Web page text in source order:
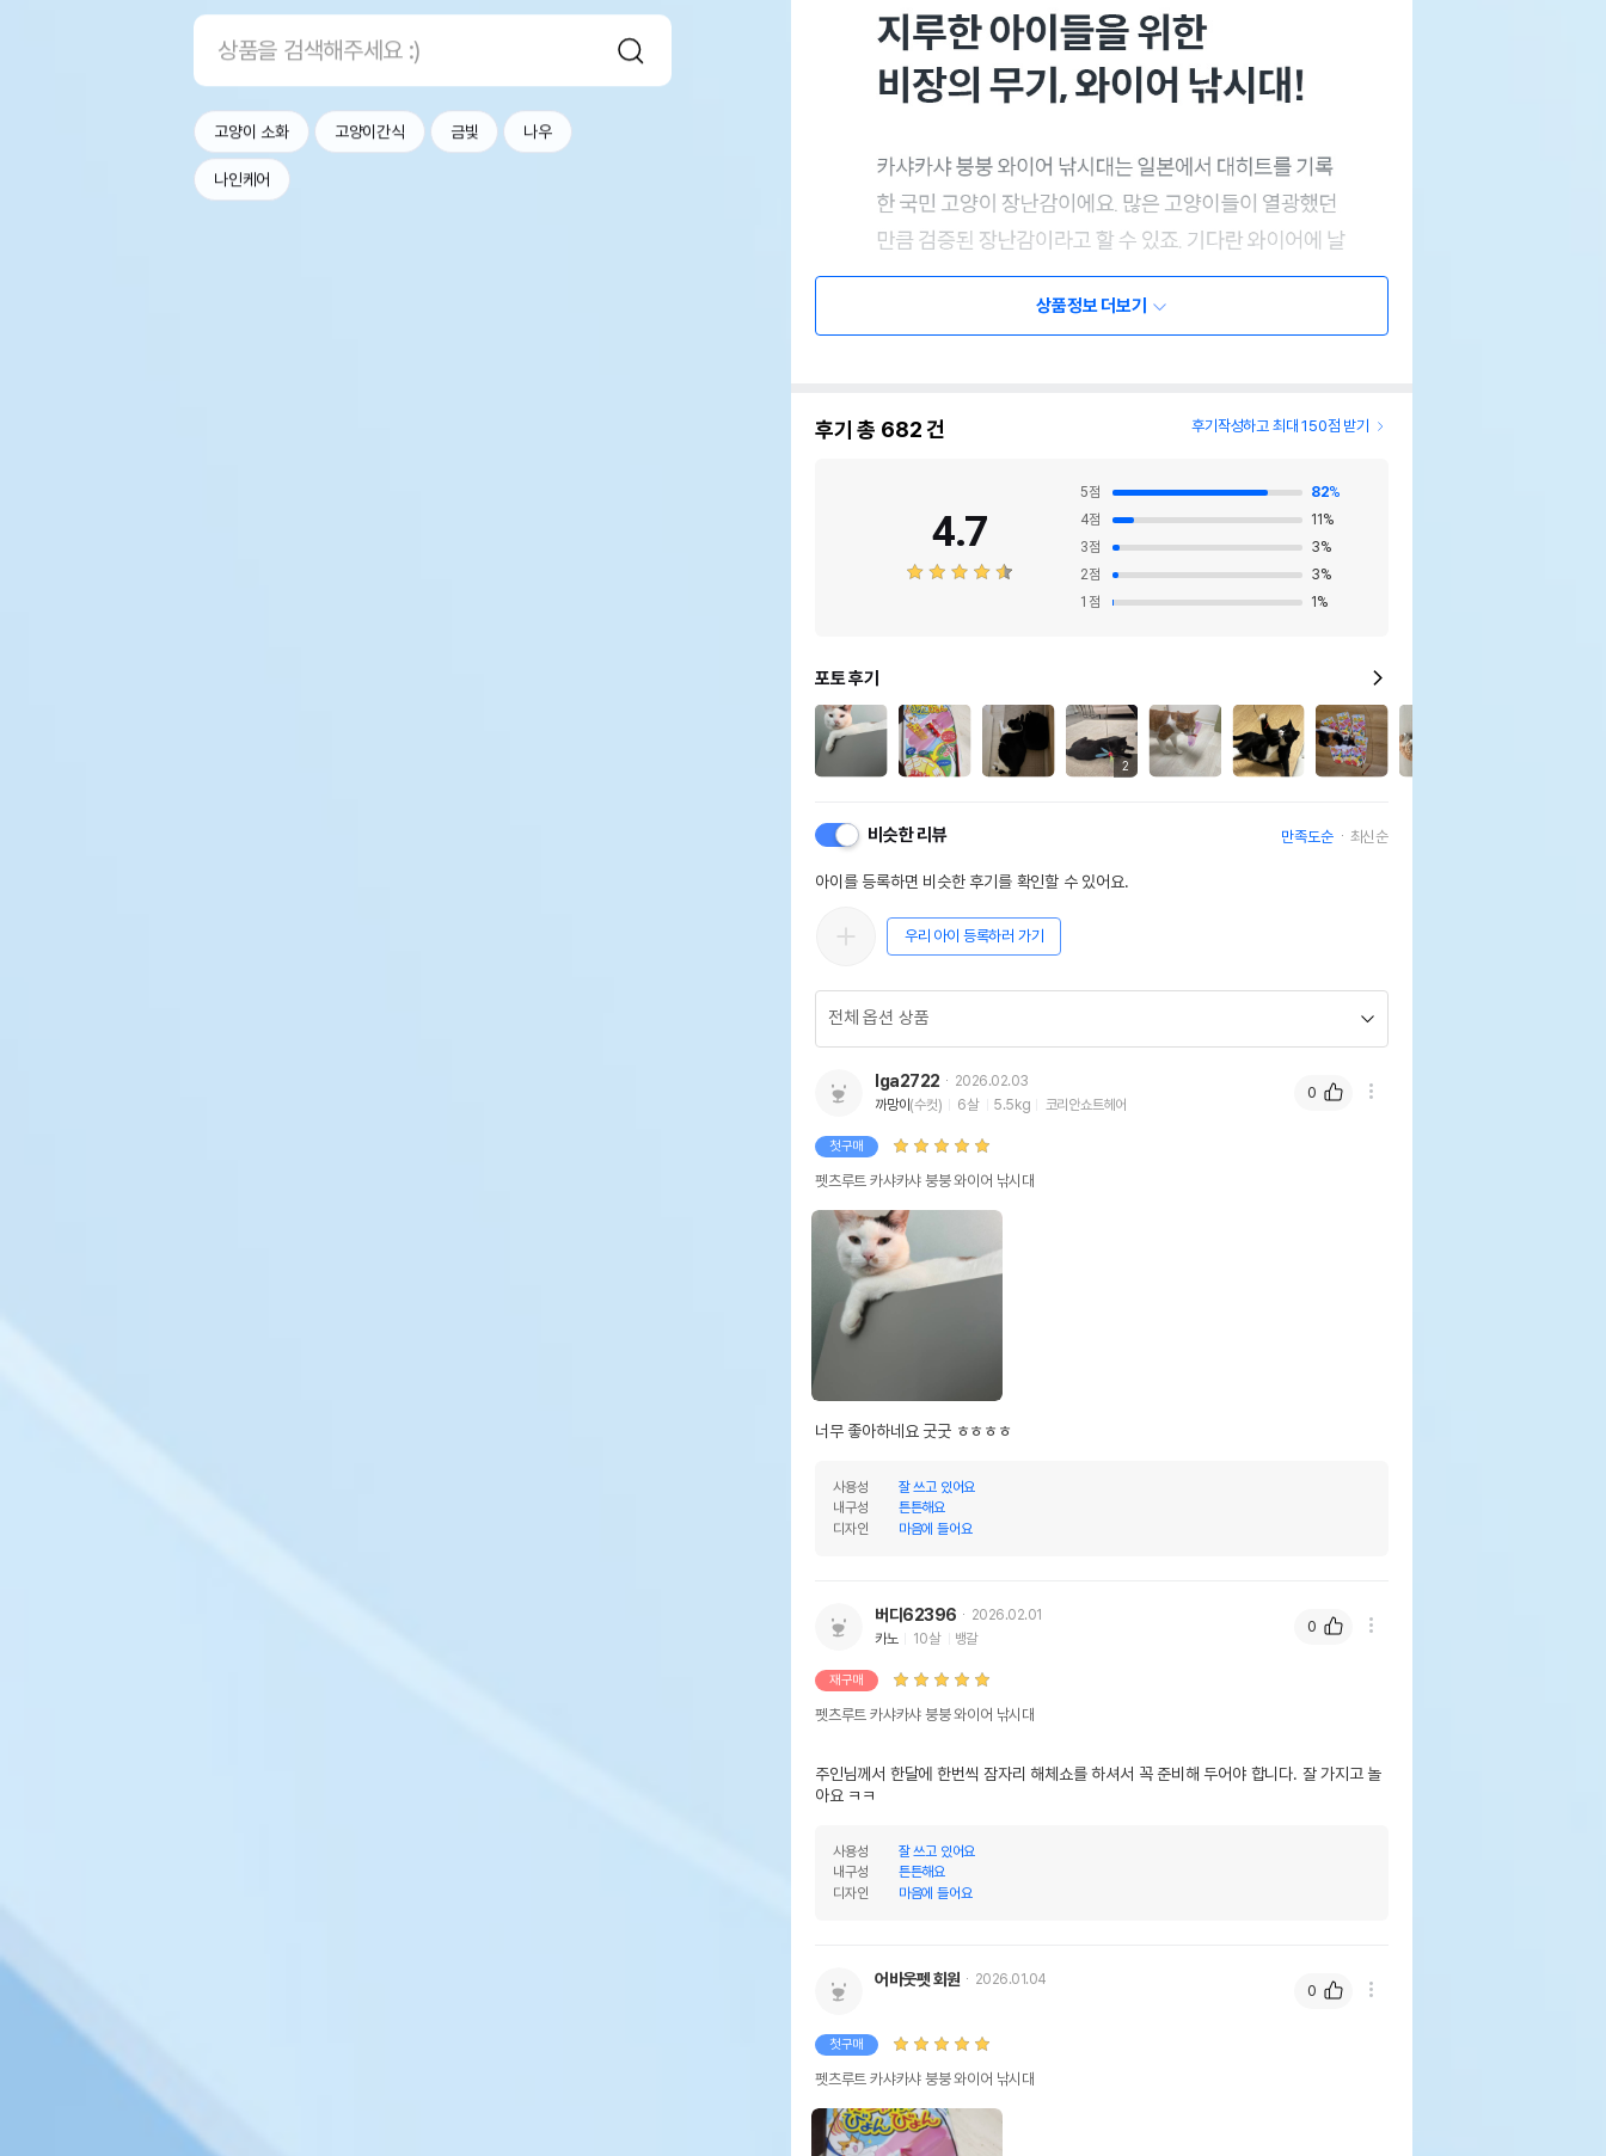
고양이 소화 고양이간식 금빛 나우
나인케어
상품정보 더보기
후기 총 682건 후기작성하고 최대 150점 받기
4.7
5점 82%
4점 11 %
3점 3%
2점 3%
1 점 1 %
포토 후기
2
비슷한 리뷰 만족도순 최신순
아이를 등록하면 비슷한 후기를 확인할 수 있어요.
우리 아이 등록하러 가기
lga2722
2026.02.03
까망이(수컷) 6살 5.5kg 코리안쇼트헤어
첫구매
펫츠루트 카샤카샤 붕붕 와이어 낚시대
너무 좋아하네요 굿굿 ㅎㅎㅎㅎ
사용성
잘 쓰고 있어요
내구성
튼튼해요
디자인
마음에 들어요
0
버디62396
2026.02.01
카노
10살 뱅갈
재구매
펫츠루트 카샤카샤 붕붕 와이어 낚시대
주인님께서 한달에 한번씩 잠자리 해체쇼를 하셔서 꼭 준비해 두어야 합니다. 잘 가지고 놀
아요 ㅋㅋ
사용성
잘 쓰고 있어요
내구성
튼튼해요
디자인
마음에 들어요
0
어바웃펫 회원 2026.01.04
첫구매
펫츠루트 카샤카샤 붕붕 와이어 낚시대
0